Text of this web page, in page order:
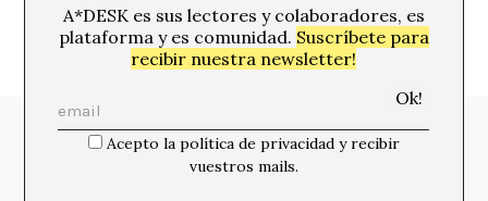
Media Partners:
A*DESK es sus lectores y colaboradores, es
plataforma y es comunidad. Suscríbete para
recibir nuestra newsletter!
Acepto la política de privacidad y recibir
vuestros mails.